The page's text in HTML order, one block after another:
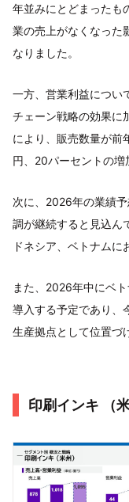
年並みにとどまったも
業の売上がなくなった
なりました。
一方、営業利益につい
チェーン戦略の効果に
により、販売数量が前
円、20パーセントの増
次に、2026年の業績
調が継続すると見込ん
ドネシア、ベトナムに
また、2026年中にベ
導入する予定であり、
生産拠点として位置づ
印刷インキ （米